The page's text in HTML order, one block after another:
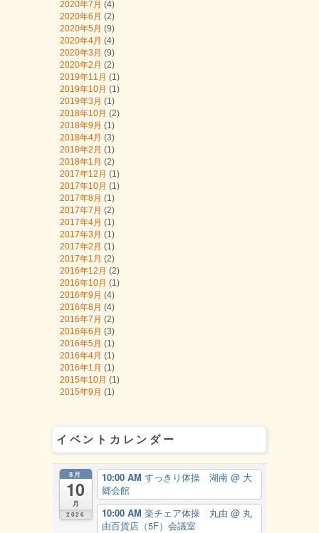
2020年7月 (4)
2020年6月 (2)
2020年5月 (9)
2020年4月 (4)
2020年3月 (9)
2020年2月 (2)
2019年11月 (1)
2019年10月 (1)
2019年3月 (1)
2018年10月 (2)
2018年9月 (1)
2018年4月 (3)
2018年2月 (1)
2018年1月 (2)
2017年12月 (1)
2017年10月 (1)
2017年8月 (1)
2017年7月 (2)
2017年4月 (1)
2017年3月 (1)
2017年2月 (1)
2017年1月 (2)
2016年12月 (2)
2016年10月 (1)
2016年9月 (4)
2016年8月 (4)
2016年7月 (2)
2016年6月 (3)
2016年5月 (1)
2016年4月 (1)
2016年1月 (1)
2015年10月 (1)
2015年9月 (1)
イベントカレンダー
8月
10
月
2026
10:00 AM すっきり体操 湖南 @ 大
郷会館
10:00 AM 楽チェア体操 丸由 @ 丸
由百貨店（5F）会議室